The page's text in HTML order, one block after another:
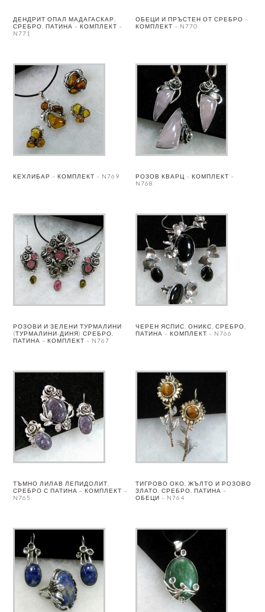
ДЕНДРИТ ОПАЛ МАДАГАСКАР,
СРЕБРО, ПАТИНА – КОМПЛЕКТ –
N771
ОБЕЦИ И ПРЪСТЕН ОТ СРЕБРО –
КОМПЛЕКТ – N770
КЕХЛИБАР – КОМПЛЕКТ – N769
РОЗОВ КВАРЦ – КОМПЛЕКТ –
N768
РОЗОВИ И ЗЕЛЕНИ ТУРМАЛИНИ
(ТУРМАЛИНИ-ДИНЯ) СРЕБРО,
ПАТИНА – КОМПЛЕКТ – N767
ЧЕРЕН ЯСПИС, ОНИКС, СРЕБРО,
ПАТИНА – КОМПЛЕКТ – N766
ТЪМНО ЛИЛАВ ЛЕПИДОЛИТ,
СРЕБРО С ПАТИНА – КОМПЛЕКТ –
N765
ТИГРОВО ОКО, ЖЪЛТО И РОЗОВО
ЗЛАТО, СРЕБРО, ПАТИНА –
ОБЕЦИ – N764